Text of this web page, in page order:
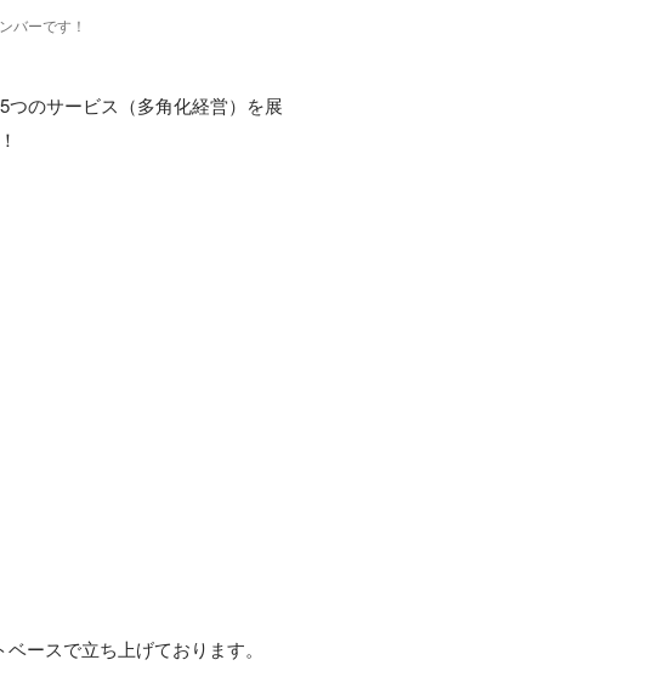
バーです！
のサービス（多角化経営）を展
ースで立ち上げております。